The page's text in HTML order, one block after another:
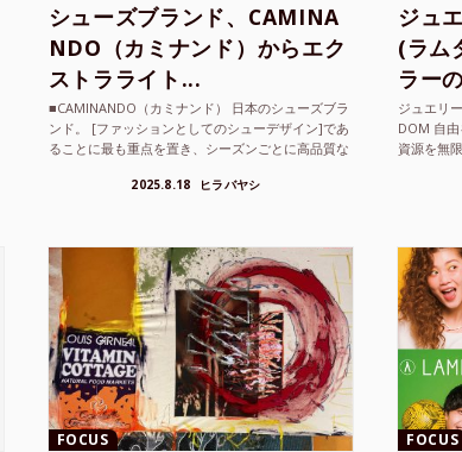
シューズブランド、CAMINA
NDO（カミナンド）からエク
ストラライト...
■CAMINANDO（カミナンド） 日本のシューズブラ
ンド。 [ファッションとしてのシューデザイン]であ
ることに最も重点を置き、シーズンごとに高品質な
2025.8.18 ヒラバヤシ
ジュ
(ラム
ラー
ジュエリ
DOM 自
資源を無
FOCUS FOCUS